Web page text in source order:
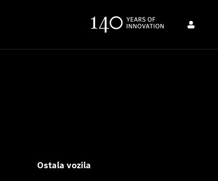
Ostala vozila